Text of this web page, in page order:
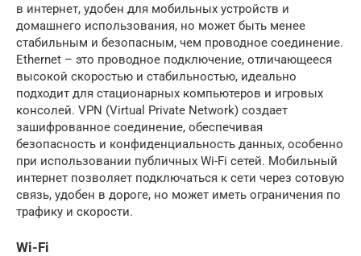
в интернет, удобен для мобильных устройств и
домашнего использования, но может быть менее
стабильным и безопасным, чем проводное соединение.
Ethernet – это проводное подключение, отличающееся
высокой скоростью и стабильностью, идеально
подходит для стационарных компьютеров и игровых
консолей. VPN (Virtual Private Network) создает
зашифрованное соединение, обеспечивая
безопасность и конфиденциальность данных, особенно
при использовании публичных Wi-Fi сетей. Мобильный
интернет позволяет подключаться к сети через сотовую
связь, удобен в дороге, но может иметь ограничения по
трафику и скорости.
Wi-Fi